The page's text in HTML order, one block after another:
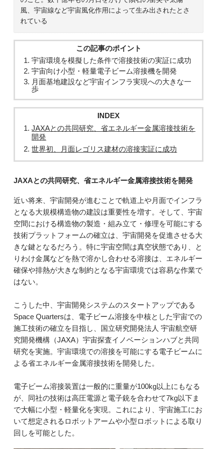
風、宇宙線など宇宙風化作用によって生み出されたとさ
れている
この記事のポイント
宇宙環境を模擬した条件で溶接技術の実証に成功
宇宙向け小型・軽量電子ビーム溶接機を開発
月面基地建設など宇宙インフラ実現への大きな一
歩
INDEX
JAXAとの共同研究、省エネルギー金属溶接技術を
開発
世界初、月面レゴリス建材の溶接実証に成功
JAXAとの共同研究、省エネルギー金属溶接技術を開発
近い将来、宇宙開発が進むことで軌道上や月面でインフラ
となる大規模構造物の建設は重要性を増す。そして、宇宙
空間における構造物の製造・組み立て・修理を可能にする
技術プラットフォームの確立は、宇宙開発を促進させる大
きな鍵となるだろう。特に宇宙空間は真空状態であり、と
りわけ金属などを熱で溶かし合わせる溶接は、エネルギー
確保や排熱が大きな制約となる宇宙環境では容易な作業で
はない。
こうした中、宇宙開発システムのスタートアップである
Space Quartersは、電子ビーム溶接を中核とした宇宙での
施工技術の確立を目指し、国立研究開発法人 宇宙航空研
究開発機構（JAXA）宇宙探査イノベーションハブと共同
研究を実施。宇宙環境での溶接を可能にする電子ビームに
よる省エネルギー金属溶接技術を開発した。
電子ビーム溶接装置は一般的に重量が100kg以上にもなる
が、同社の技術は高圧電源と電子銃を合わせて7kg以下ま
で大幅に小型・軽量化を実現。これにより、宇宙施工にお
いて想定されるロボットアームや小型ロボットによる取り
回しを可能とした。